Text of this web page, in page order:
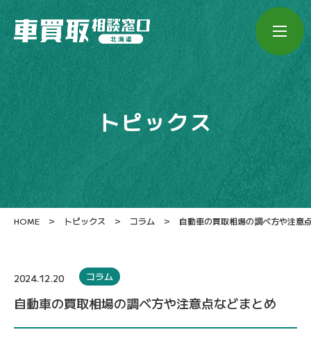
トピックス
HOME > トピックス > コラム > 自動車の買取相場の調べ方や注意
2024.12.20 コラム
自動車の買取相場の調べ方や注意点などまとめ